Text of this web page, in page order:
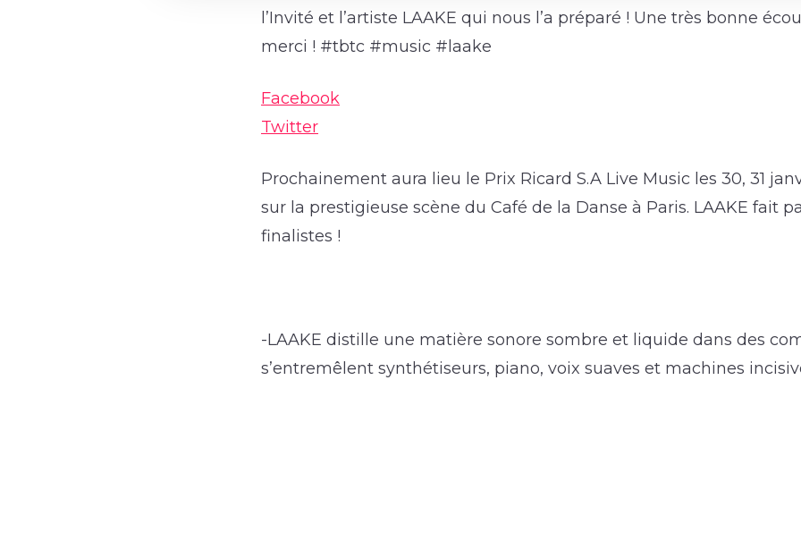
l’Invité et l’artiste LAAKE qui nous l’a préparé ! Une très bonne
merci ! #tbtc #music #laake
Facebook
Twitter
Prochainement aura lieu le Prix Ricard S.A Live Music les 30, 31
sur la prestigieuse scène du Café de la Danse à Paris. LAAKE fait
finalistes !
-LAAKE distille une matière sonore sombre et liquide dans des
s’entremêlent synthétiseurs, piano, voix suaves et machines